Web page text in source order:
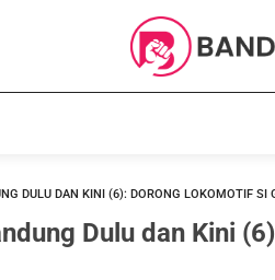
DULU DAN KINI (6): DORONG LOKOMOTIF SI
Dulu dan Kini